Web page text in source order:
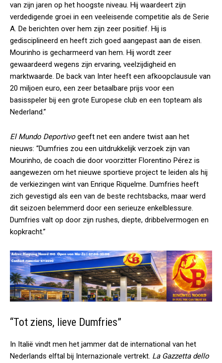
van zijn jaren op het hoogste niveau. Hij waardeert zijn
verdedigende groei in een veeleisende competitie als de Serie
A. De berichten over hem zijn zeer positief. Hij is
gedisciplineerd en heeft zich goed aangepast aan de eisen.
Mourinho is gecharmeerd van hem. Hij wordt zeer
gewaardeerd wegens zijn ervaring, veelzijdigheid en
marktwaarde. De back van Inter heeft een afkoopclausule van
20 miljoen euro, een zeer betaalbare prijs voor een
basisspeler bij een grote Europese club en een topteam als
Nederland.”
El Mundo Deportivo geeft net een andere twist aan het
nieuws: “Dumfries zou een uitdrukkelijk verzoek zijn van
Mourinho, de coach die door voorzitter Florentino Pérez is
aangewezen om het nieuwe sportieve project te leiden als hij
de verkiezingen wint van Enrique Riquelme. Dumfries heeft
zich gevestigd als een van de beste rechtsbacks, maar werd
dit seizoen belemmerd door een serieuze enkelblessure.
Dumfries valt op door zijn rushes, diepte, dribbelvermogen en
kopkracht.”
“Tot ziens, lieve Dumfries”
In Italië vindt men het jammer dat de international van het
Nederlands elftal bij Internazionale vertrekt. La Gazzetta dello